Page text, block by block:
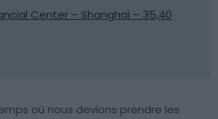
Center – Shanghai – 35,40
où nous devions prendre les